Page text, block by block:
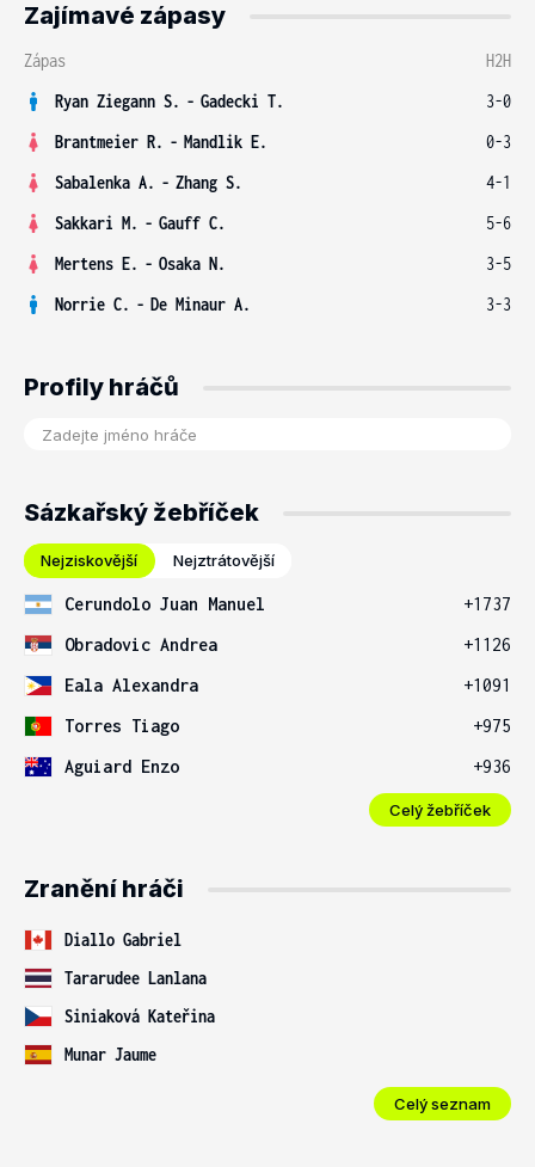
Zajímavé zápasy
Zápas
H2H
Ryan Ziegann S. - Gadecki T.
3-0
Brantmeier R. - Mandlik E.
0-3
Sabalenka A. - Zhang S.
4-1
Sakkari M. - Gauff C.
5-6
Mertens E. - Osaka N.
3-5
Norrie C. - De Minaur A. 3-3
Profily hráčů
Sázkařský žebříček
Nejziskovější Nejztrátovější
Cerundolo Juan Manuel
+1737
Obradovic Andrea
+1126
Eala Alexandra
+1091
Torres Tiago
+975
Aguiard Enzo
+936
Celý žebříček
Zranění hráči
Diallo Gabriel
Tararudee Lanlana
Siniaková Kateřina
Munar Jaume
Celý seznam